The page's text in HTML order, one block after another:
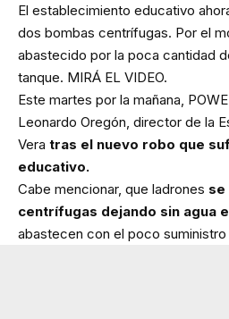
El establecimiento educativo
dos bombas centrífugas. Por el
abastecido por la poca cantidad
tanque. MIRÁ EL VIDEO.
Este martes por la mañana,
Leonardo Oregón, director de la
Vera tras el nuevo robo que
educativo.
Cabe mencionar, que ladrones se
centrífugas dejando sin agua
abastecen con el poco